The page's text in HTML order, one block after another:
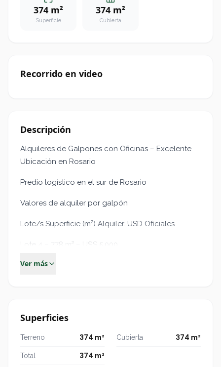
374 m²
Superficie
374 m²
Cubierta
Recorrido en video
Descripción
Alquileres de Galpones con Oficinas – Excelente
Ubicación en Rosario
Predio logístico en el sur de Rosario
Valores de alquiler por galpón
Lote/s Superficie (m²) Alquiler. USD Oficiales
Lote 4 – 778 m² – U$S 5.000
Lotes 5/6 – 2.130 m² – U$S 13.000
Ver más
Superficies
Terreno 374 m² Cubierta 374 m²
Total 374 m²